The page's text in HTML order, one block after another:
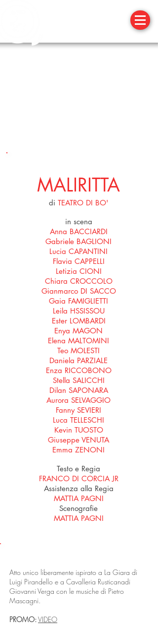
MALIRITTA
di TEATRO DI BO'
in scena
Anna BACCIARDI
Gabriele BAGLIONI
Lucia CAPANTINI
Flavia CAPPELLI
Letizia CIONI
Chiara CROCCOLO
Gianmarco DI SACCO
Gaia FAMIGLIETTI
Leila HSSISSOU
Ester LOMBARDI
Enya MAGON
Elena MALTOMINI
Teo MOLESTI
Daniela PARZIALE
Enza RICCOBONO
Stella SALICCHI
Dilan SAPONARA
Aurora SELVAGGIO
Fanny SEVIERI
Luca TELLESCHI
Kevin TUOSTO
Giuseppe VENUTA
Emma ZENONI
Testo e Regia
FRANCO DI CORCIA JR
Assistenza alla Regia
MATTIA PAGNI
Scenografie
MATTIA PAGNI
Atto unico liberamente ispirato a La Giara di
Luigi Pirandello e a Cavalleria Rusticanadi
Giovanni Verga con le musiche di Pietro
Mascagni.
PROMO:VIDEO